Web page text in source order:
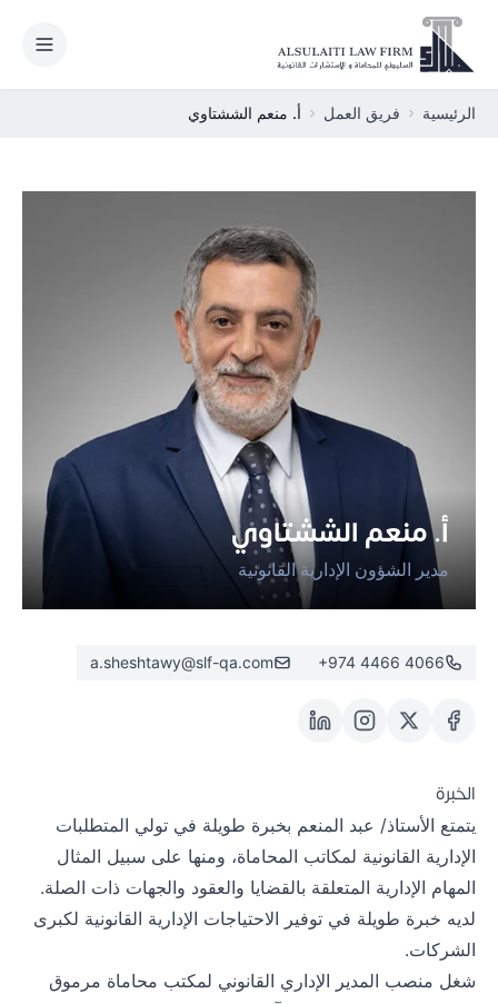
انتقل إلى المحتوى
الرئيسية فريق العمل أ. منعم الششتاوي
أ. منعم الششتاوي
مدير الشؤون الإدارية القانونية
+974 4466 4066
a.sheshtawy@slf-qa.com
الخبرة
يتمتع الأستاذ/ عبد المنعم بخبرة طويلة في تولي المتطلبات
الإدارية القانونية لمكاتب المحاماة، ومنها على سبيل المثال
المهام الإدارية المتعلقة بالقضايا والعقود والجهات ذات الصلة.
لديه خبرة طويلة في توفير الاحتياجات الإدارية القانونية لكبرى
الشركات.
شغل منصب المدير الإداري القانوني لمكتب محاماة مرموق
مجالات الممارسة
الأخبار القانونية
المكاتب الدولية
الوظائف